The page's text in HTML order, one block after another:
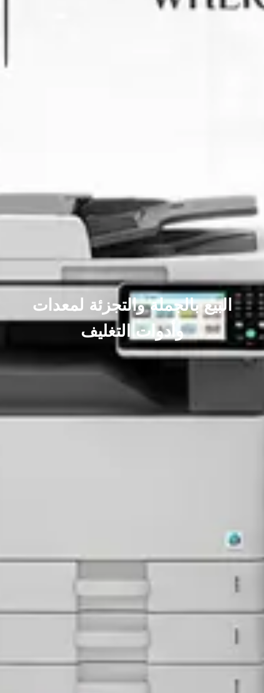
البيع بالجملة والتجزئة لمعدات
وأدوات التغليف